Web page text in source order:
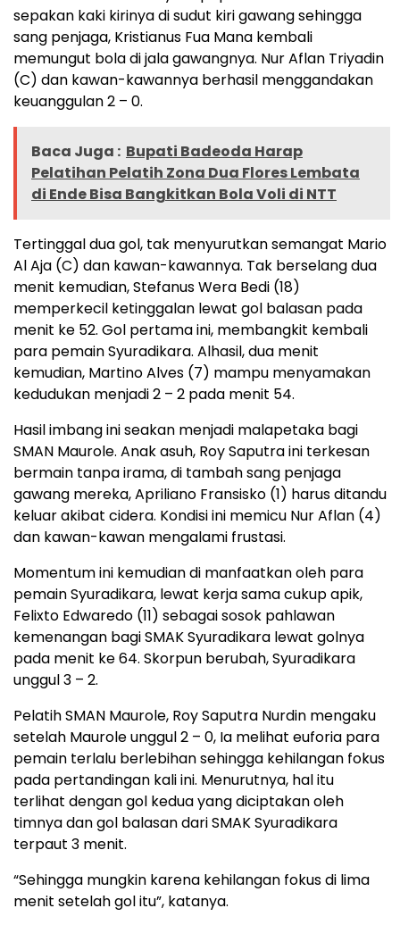
sepakan kaki kirinya di sudut kiri gawang sehingga
sang penjaga, Kristianus Fua Mana kembali
memungut bola di jala gawangnya. Nur Aflan Triyadin
(C) dan kawan-kawannya berhasil menggandakan
keuanggulan 2 – 0.
Baca Juga : Bupati Badeoda Harap
Pelatihan Pelatih Zona Dua Flores Lembata
di Ende Bisa Bangkitkan Bola Voli di NTT
Tertinggal dua gol, tak menyurutkan semangat Mario
Al Aja (C) dan kawan-kawannya. Tak berselang dua
menit kemudian, Stefanus Wera Bedi (18)
memperkecil ketinggalan lewat gol balasan pada
menit ke 52. Gol pertama ini, membangkit kembali
para pemain Syuradikara. Alhasil, dua menit
kemudian, Martino Alves (7) mampu menyamakan
kedudukan menjadi 2 – 2 pada menit 54.
Hasil imbang ini seakan menjadi malapetaka bagi
SMAN Maurole. Anak asuh, Roy Saputra ini terkesan
bermain tanpa irama, di tambah sang penjaga
gawang mereka, Apriliano Fransisko (1) harus ditandu
keluar akibat cidera. Kondisi ini memicu Nur Aflan (4)
dan kawan-kawan mengalami frustasi.
Momentum ini kemudian di manfaatkan oleh para
pemain Syuradikara, lewat kerja sama cukup apik,
Felixto Edwaredo (11) sebagai sosok pahlawan
kemenangan bagi SMAK Syuradikara lewat golnya
pada menit ke 64. Skorpun berubah, Syuradikara
unggul 3 – 2.
Pelatih SMAN Maurole, Roy Saputra Nurdin mengaku
setelah Maurole unggul 2 – 0, Ia melihat euforia para
pemain terlalu berlebihan sehingga kehilangan fokus
pada pertandingan kali ini. Menurutnya, hal itu
terlihat dengan gol kedua yang diciptakan oleh
timnya dan gol balasan dari SMAK Syuradikara
terpaut 3 menit.
“Sehingga mungkin karena kehilangan fokus di lima
menit setelah gol itu”, katanya.